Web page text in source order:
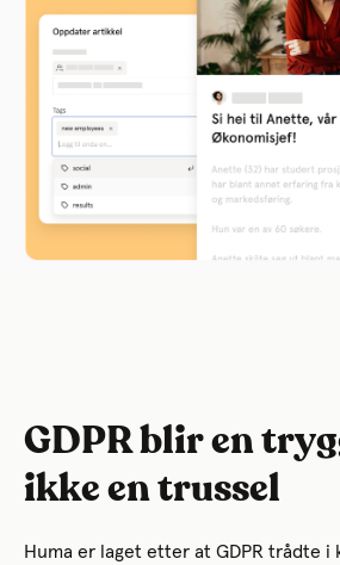
GDPR blir en
ikke en trussel
Huma er laget etter at GDPR trådte i